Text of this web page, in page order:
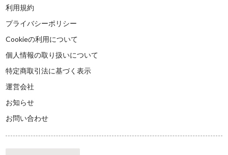
利用規約
プライバシーポリシー
Cookieの利用について
個人情報の取り扱いについて
特定商取引法に基づく表示
運営会社
お知らせ
お問い合わせ